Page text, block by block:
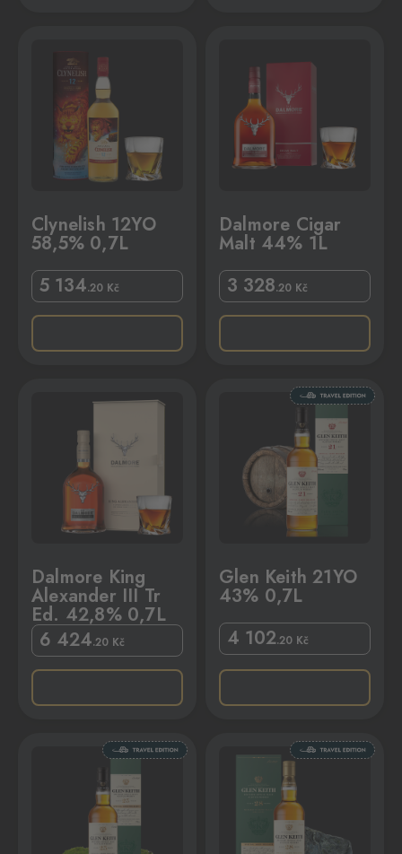
Clynelish 12YO
58,5% 0,7L
5 134.20 Kč
Dalmore Cigar
Malt 44% 1L
3 328.20 Kč
Dalmore King
Alexander III Tr
Ed. 42,8% 0,7L
6 424.20 Kč
Glen Keith 21YO
43% 0,7L
4 102.20 Kč
Glen Keith 28YO 43% 0,7L